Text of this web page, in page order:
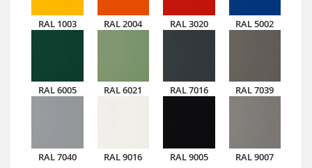
RAL 1003 RAL 2004 RAL 3020 RAL 5002
RAL 6005 RAL 6021 RAL 7016 RAL 7039
RAL 7040 RAL 9016 RAL 9005 RAL 9007